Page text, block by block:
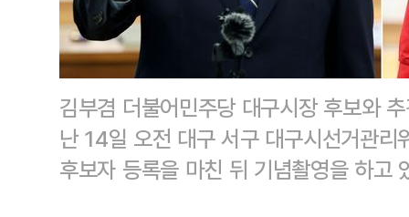
김부겸 더불어민주당 대구시장 후보와
난 14일 오전 대구 서구 대구시선거관
후보자 등록을 마친 뒤 기념촬영을 하